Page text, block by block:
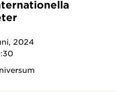
2024